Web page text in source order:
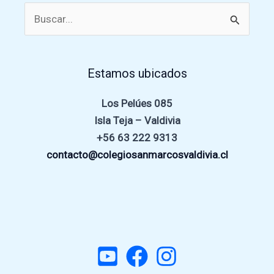
Estamos ubicados
Los Pelúes 085
Isla Teja – Valdivia
+56 63 222 9313
contacto@colegiosanmarcosvaldivia.cl